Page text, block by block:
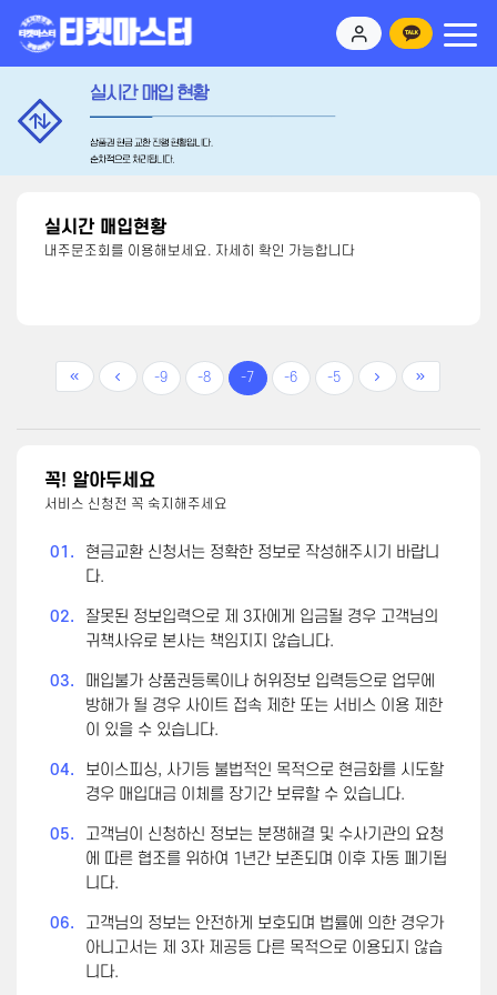
실시간 매입현황
내주문조회를 이용해보세요. 자세히 확인 가능합니다
-9 -8 -7 -6 -5
꼭! 알아두세요
서비스 신청전 꼭 숙지해주세요
01.
현금교환 신청서는 정확한 정보로 작성해주시기 바랍니
다.
02.
잘못된 정보입력으로 제 3자에게 입금될 경우 고객님의
귀책사유로 본사는 책임지지 않습니다.
03.
매입불가 상품권등록이나 허위정보 입력등으로 업무에
방해가 될 경우 사이트 접속 제한 또는 서비스 이용 제한
이 있을 수 있습니다.
04.
보이스피싱, 사기등 불법적인 목적으로 현금화를 시도할
경우 매입대금 이체를 장기간 보류할 수 있습니다.
05.
고객님이 신청하신 정보는 분쟁해결 및 수사기관의 요청
에 따른 협조를 위하여 1년간 보존되며 이후 자동 폐기됩
니다.
06.
고객님의 정보는 안전하게 보호되며 법률에 의한 경우가
아니고서는 제 3자 제공등 다른 목적으로 이용되지 않습
니다.